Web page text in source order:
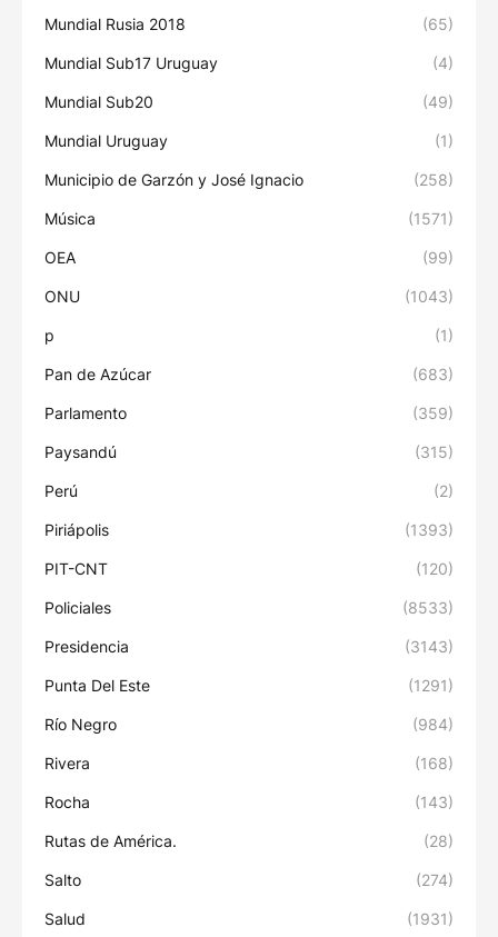
Mundial Rusia 2018 (65)
Mundial Sub17 Uruguay (4)
Mundial Sub20 (49)
Mundial Uruguay (1)
Municipio de Garzón y José Ignacio (258)
Música (1571)
OEA (99)
ONU (1043)
p (1)
Pan de Azúcar (683)
Parlamento (359)
Paysandú (315)
Perú (2)
Piriápolis (1393)
PIT-CNT (120)
Policiales (8533)
Presidencia (3143)
Punta Del Este (1291)
Río Negro (984)
Rivera (168)
Rocha (143)
Rutas de América. (28)
Salto (274)
Salud (1931)